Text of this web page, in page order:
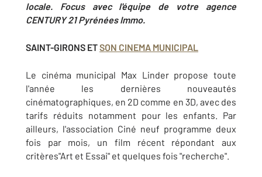
locale. Focus avec l'équipe de votre agence
CENTURY 21Pyrénées Immo.
SAINT-GIRONS ETSON CINEMA MUNICIPAL
Le cinéma municipal Max Linder propose toute
l'année les dernières nouveautés
cinématographiques, en 2D comme en 3D, avec des
tarifs réduits notamment pour les enfants. Par
ailleurs, l'association Ciné neuf programme deux
fois par mois, un film récent répondant aux
critères"Art et Essai" et quelques fois "recherche".